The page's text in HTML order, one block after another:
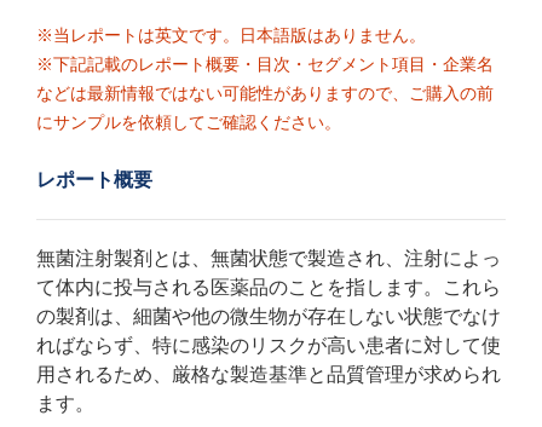
※当レポートは英文です。日本語版はありません。
※下記記載のレポート概要・目次・セグメント項目・企業名
などは最新情報ではない可能性がありますので、ご購入の前
にサンプルを依頼してご確認ください。
レポート概要
無菌注射製剤とは、無菌状態で製造され、注射によっ
て体内に投与される医薬品のことを指します。これら
の製剤は、細菌や他の微生物が存在しない状態でなけ
ればならず、特に感染のリスクが高い患者に対して使
用されるため、厳格な製造基準と品質管理が求められ
ます。